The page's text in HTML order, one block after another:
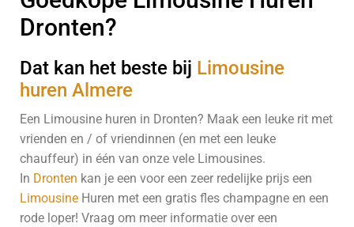
Dronten?
Dat kan het beste bij Limousine
huren Almere
Een Limousine huren in Dronten? Maak een leuke rit met
vrienden en / of vriendinnen (en met een leuke
chauffeur) in één van onze vele Limousines.
In Dronten kan je een voor een zeer redelijke prijs een
Limousine Huren met een gratis fles champagne en een
rode loper! Vraag om meer informatie over een